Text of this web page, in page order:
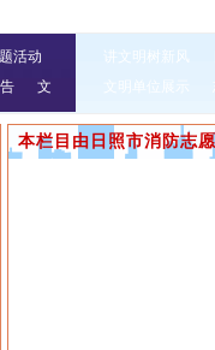
活动
文
明行动
讲文明树新风
文明单位展示
本栏目由日照市消防志